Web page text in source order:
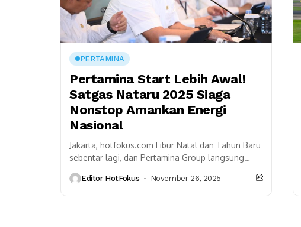
PERTAMINA
Pertamina Start Lebih Awal!
Satgas Nataru 2025 Siaga
Nonstop Amankan Energi
Nasional
Jakarta, hotfokus.com Libur Natal dan Tahun Baru
sebentar lagi, dan Pertamina Group langsung
resmi aktif sejak 13...
Editor HotFokus November 26, 2025